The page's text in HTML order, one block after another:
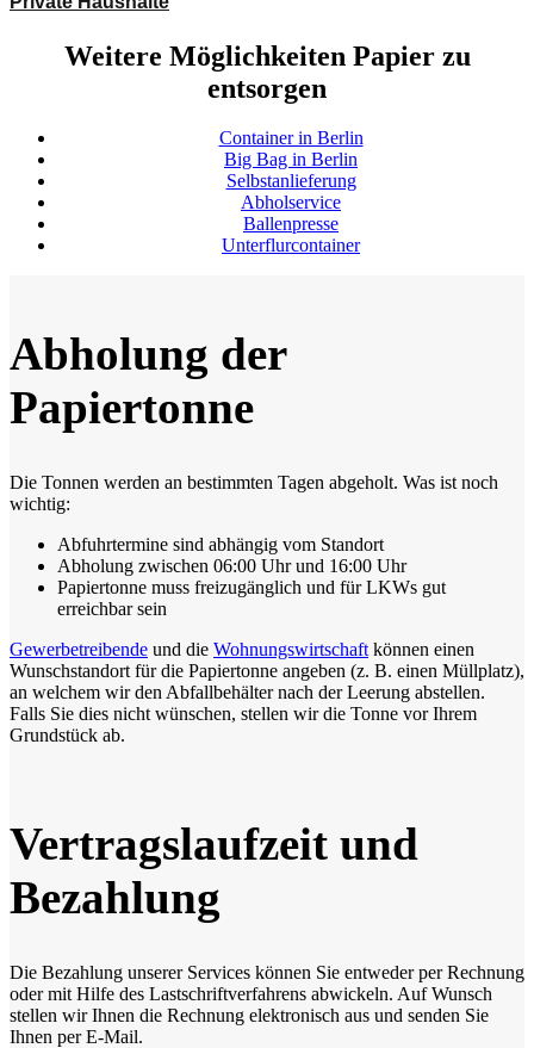
Weitere Möglichkeiten Papier zu
entsorgen
Container in Berlin
Big Bag in Berlin
Selbstanlieferung
Abholservice
Ballenpresse
Unterflurcontainer
Abholung der
Papiertonne
Die Tonnen werden an bestimmten Tagen abgeholt. Was ist noch
wichtig:
Abfuhrtermine sind abhängig vom Standort
Abholung zwischen 06:00 Uhr und 16:00 Uhr
Papiertonne muss freizugänglich und für LKWs gut
erreichbar sein
Gewerbetreibende und die Wohnungswirtschaft können einen
Wunschstandort für die Papiertonne angeben (z. B. einen Müllplatz),
an welchem wir den Abfallbehälter nach der Leerung abstellen.
Falls Sie dies nicht wünschen, stellen wir die Tonne vor Ihrem
Grundstück ab.
Vertragslaufzeit und
Bezahlung
Die Bezahlung unserer Services können Sie entweder per Rechnung
oder mit Hilfe des Lastschriftverfahrens abwickeln. Auf Wunsch
stellen wir Ihnen die Rechnung elektronisch aus und senden Sie
Ihnen per E-Mail.